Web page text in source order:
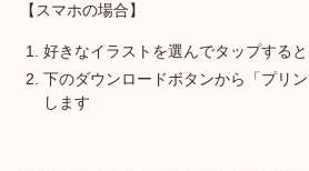
【スマホの場合】
好きなイラストを選んでタップする
下のダウンロードボタンから「プリ
します